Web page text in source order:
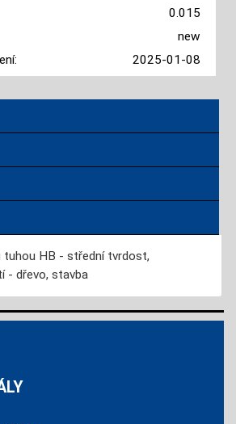
0.015
new
2025-01-08
tuhou HB - střední tvrdost,
- dřevo, stavba